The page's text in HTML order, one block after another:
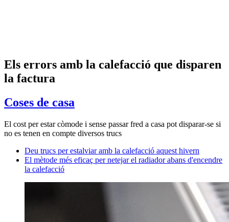
Els errors amb la calefacció que disparen
la factura
Coses de casa
El cost per estar còmode i sense passar fred a casa pot disparar-se si
no es tenen en compte diversos trucs
Deu trucs per estalviar amb la calefacció aquest hivern
El mètode més eficaç per netejar el radiador abans d'encendre
la calefacció